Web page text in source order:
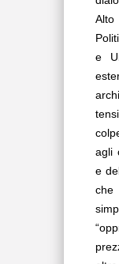
e
agli
e
che